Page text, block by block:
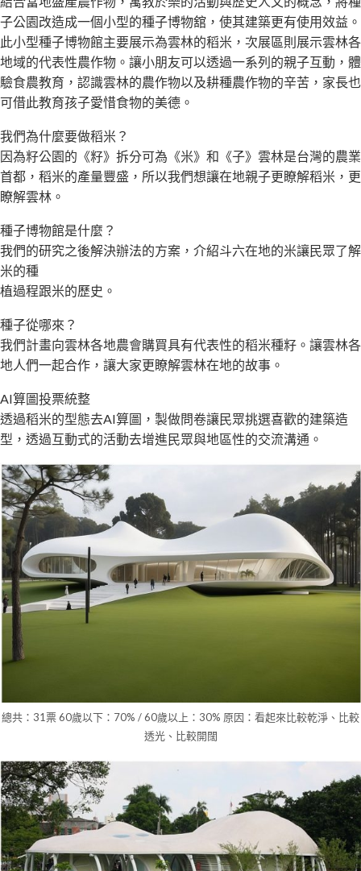
子公園改造成一個小型的種子博物舘，使其建築更有使用效益。
此小型種子博物館主要展示為雲林的稻米，次展區則展示雲林各
地域的代表性農作物。讓小朋友可以透過一系列的親子互動，體
驗食農教育，認識雲林的農作物以及耕種農作物的辛苦，家長也
可借此教育孩子愛惜食物的美德。
我們為什麼要做稻米？
因為籽公園的《籽》拆分可為《米》和《子》雲林是台灣的農業
首都，稻米的產量豐盛，所以我們想讓在地親子更瞭解稻米，更
瞭解雲林。
種子博物館是什麼？
我們的研究之後解決辦法的方案，介紹斗六在地的米讓民眾了解
米的種
植過程跟米的歷史。
種子從哪來？
我們計畫向雲林各地農會購買具有代表性的稻米種籽。讓雲林各
地人們一起合作，讓大家更瞭解雲林在地的故事。
AI算圖投票統整
透過稻米的型態去AI算圖，製做問卷讓民眾挑選喜歡的建築造
型，透過互動式的活動去增進民眾與地區性的交流溝通。
總共：31票 60歲以下：70% / 60歲以上：30% 原因：看起來比較乾淨、比較
透光、比較開闊